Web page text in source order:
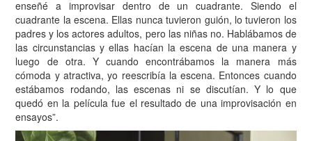
enseñé a improvisar dentro de un cuadrante. Siendo el
cuadrante la escena. Ellas nunca tuvieron guión, lo tuvieron los
padres y los actores adultos, pero las niñas no. Hablábamos de
las circunstancias y ellas hacían la escena de una manera y
luego de otra. Y cuando encontrábamos la manera más
cómoda y atractiva, yo reescribía la escena. Entonces cuando
estábamos rodando, las escenas ni se discutían. Y lo que
quedó en la película fue el resultado de una improvisación en
ensayos”.